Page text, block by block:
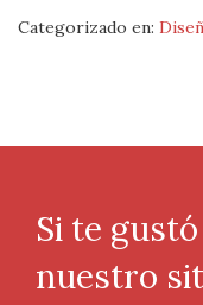
Categorizado en:
Si te
nuestro